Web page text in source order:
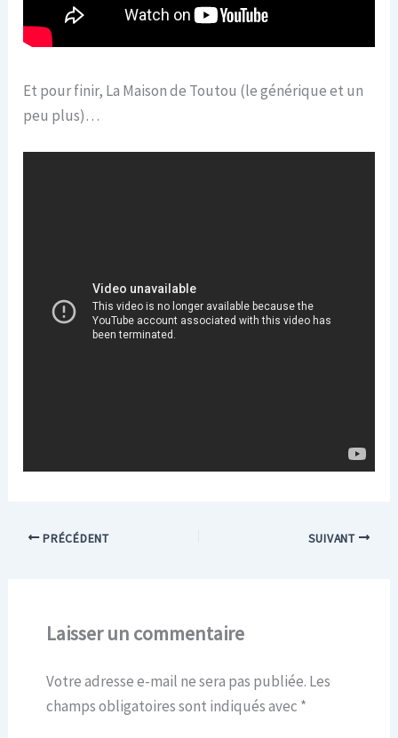
Et pour finir, La Maison de Toutou (le générique et un
peu plus)…
PRÉCÉDENT SUIVANT
Laisser un commentaire
Votre adresse e-mail ne sera pas publiée. Les
champs obligatoires sont indiqués avec *